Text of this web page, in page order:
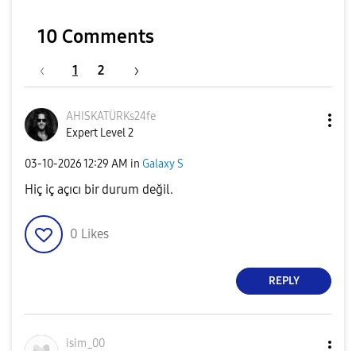
10 Comments
1 2
AHISKATÜRKs24fe
Expert Level 2
‎03-10-202612:29 AM in Galaxy S
Hiç iç açıcı bir durum değil.
0 Likes
REPLY
isim_00